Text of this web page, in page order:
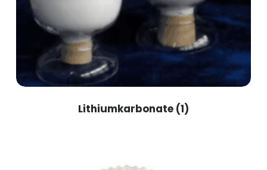
Lithiumkarbonate (1)